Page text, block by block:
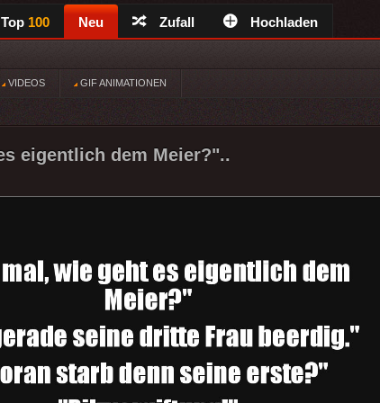
Top 100 Neu Zufall Hochladen
VIDEOS GIF ANIMATIONEN
eigentlich dem Meier?"..